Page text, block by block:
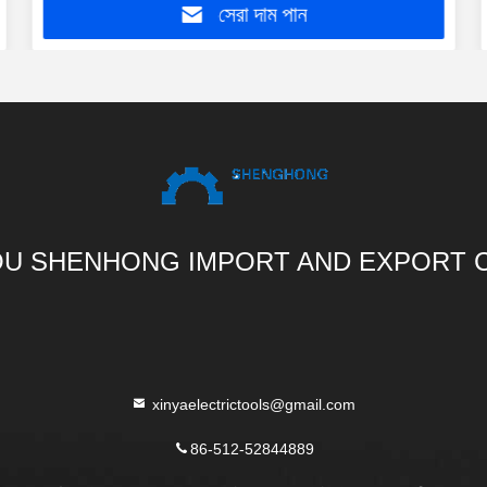
সেরা দাম পান
SHENHONG IMPORT AND EXPORT
xinyaelectrictools@gmail.com
86-512-52844889